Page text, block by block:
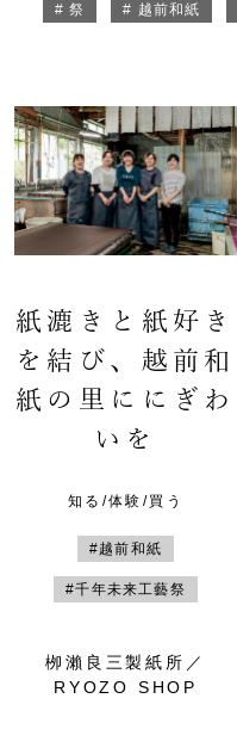
# 祭 # 越前和紙
紙漉きと紙好き
を結び、越前和
紙の里ににぎわ
いを
知る/体験/買う
#越前和紙
#千年未来工藝祭
栁瀨良三製紙所／
RYOZO SHOP